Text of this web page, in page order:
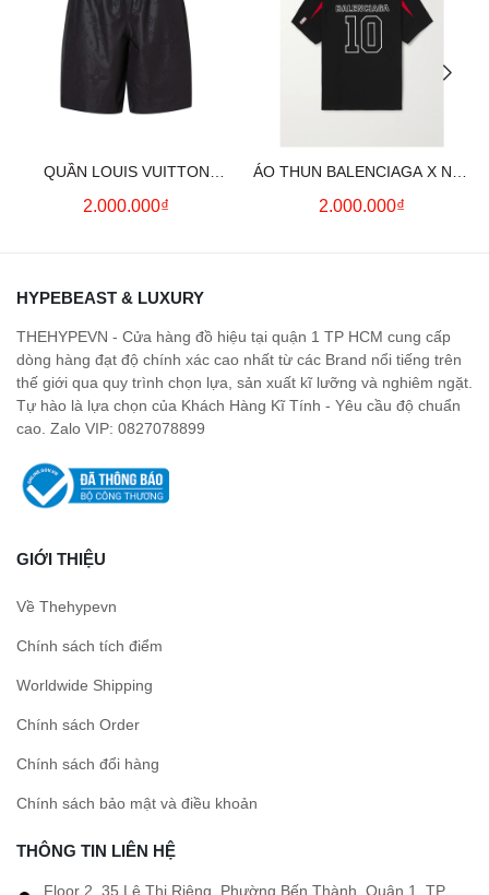
QUẦN LOUIS VUITTON
MONOGRAM MOIRE
2.000.000₫
ÁO THUN BALENCIAGA X NBA
LOGO COTTON JERSEY T-
2.000.000₫
HYPEBEAST & LUXURY
THEHYPEVN - Cửa hàng đồ hiệu tại quận 1 TP HCM cung cấp
dòng hàng đạt độ chính xác cao nhất từ các Brand nổi tiếng trên
thế giới qua quy trình chọn lựa, sản xuất kĩ lưỡng và nghiêm ngặt.
Tự hào là lựa chọn của Khách Hàng Kĩ Tính - Yêu cầu độ chuẩn
cao. Zalo VIP: 0827078899
GIỚI THIỆU
Về Thehypevn
Chính sách tích điểm
Worldwide Shipping
Chính sách Order
Chính sách đổi hàng
Chính sách bảo mật và điều khoản
THÔNG TIN LIÊN HỆ
Floor 2, 35 Lê Thị Riêng, Phường Bến Thành, Quận 1, TP